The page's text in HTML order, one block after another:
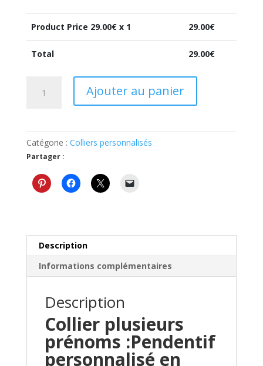
Product Price 29.00€ x 1 29.00€
Total 29.00€
prénoms
personnalisé
grand
rond
Ajouter au panier
Catégorie : Colliers personnalisés
Partager :
Description
Informations complémentaires
Description
Collier plusieurs
prénoms :Pendentif
personnalisé en